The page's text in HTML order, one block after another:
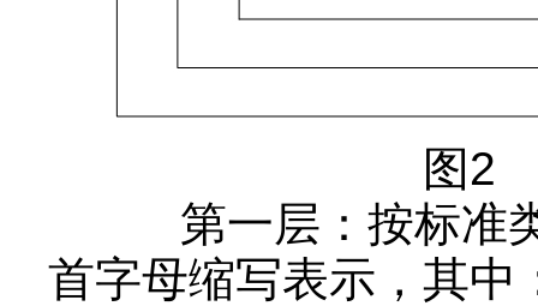
图2
第一层： 按标准
首字母缩写表示，其中